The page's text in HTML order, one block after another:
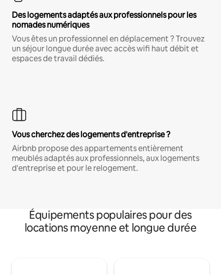
Des logements adaptés aux professionnels pour les
nomades numériques
Vous êtes un professionnel en déplacement ? Trouvez
un séjour longue durée avec accès wifi haut débit et
espaces de travail dédiés.
Vous cherchez des logements d'entreprise ?
Airbnb propose des appartements entièrement
meublés adaptés aux professionnels, aux logements
d'entreprise et pour le relogement.
Équipements populaires pour des
locations moyenne et longue durée